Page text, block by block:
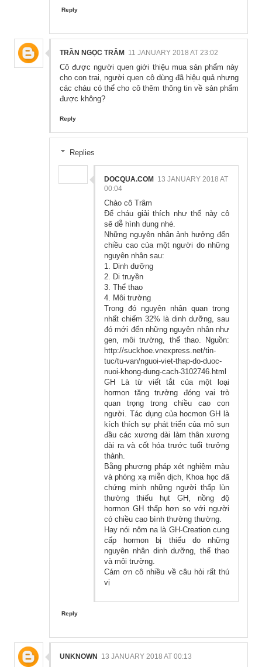
Reply
TRẦN NGỌC TRÂM 11 JANUARY 2018 AT 23:02
Cô được người quen giới thiệu mua sản phẩm này
cho con trai, người quen cô dùng đã hiệu quả nhưng
các cháu có thể cho cô thêm thông tin về sản phẩm
được không?
Reply
Replies
DOCQUA.COM
13 JANUARY 2018 AT
00:04
Chào cô Trâm
Để cháu giải thích như thế này cô
sẽ dễ hình dung nhé.
Những nguyên nhân ảnh hưởng đến
chiều cao của một người do những
nguyên nhân sau:
1. Dinh dưỡng
2. Di truyền
3. Thể thao
4. Môi trường
Trong đó nguyên nhân quan trọng
nhất chiếm 32% là dinh dưỡng, sau
đó mới đến những nguyên nhân như
gen, môi trường, thể thao. Nguồn:
http://suckhoe.vnexpress.net/tin-
tuc/tu-van/nguoi-viet-thap-do-duoc-
nuoi-khong-dung-cach-3102746.html
GH Là từ viết tắt của một loại
hormon tăng trưởng đóng vai trò
quan trọng trong chiều cao con
người. Tác dụng của hocmon GH là
kích thích sự phát triển của mô sụn
đầu các xương dài làm thân xương
dài ra và cốt hóa trước tuổi trưởng
thành.
Bằng phương pháp xét nghiệm màu
và phóng xạ miễn dịch, Khoa học đã
chứng minh những người thấp lùn
thường thiếu hụt GH, nồng độ
hormon GH thấp hơn so với người
có chiều cao bình thường thường.
Hay nói nôm na là GH-Creation cung
cấp hormon bị thiếu do những
nguyên nhân dinh dưỡng, thể thao
và môi trường.
Cám ơn cô nhiều về câu hỏi rất thú
vị
Reply
UNKNOWN 13 JANUARY 2018 AT 00:13